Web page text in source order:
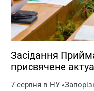
Засідання
присвячене
перебігу
7 серпня в НУ